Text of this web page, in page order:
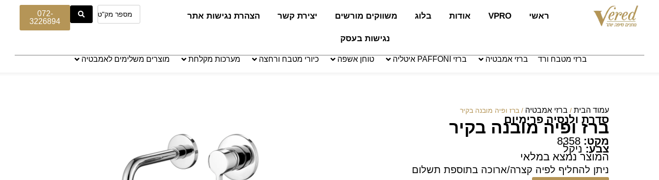
ראשי VPRO אודות בלוג משווקים מורשים יצירת קשר הצהרת נגישות אתר
נגישות בעסק
072-
3226894
ברזי מטבח ורד ברזי אמבטיה ברזי PAFFONI איטליה טוחן אשפה כיורי מטבח ורחצה מערכות מקלחת מוצרים משלימים לאמבטיה
עמוד הבית / ברזי אמבטיה / ברז ופיה מובנה בקיר
סדרת ולנסיה פרימיום
ברז ופיה מובנה בקיר
מקט:
צבע:ניקל
המוצר נמצא במלאי
ניתן להחליף לפיה קצרה/ארוכה בתוספת תשלום